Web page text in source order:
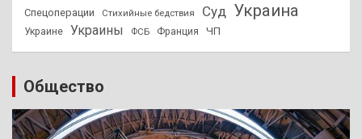
Спецоперации Стихийные бедствия Суд Украина
Украине Украины ФСБ Франция ЧП
Общество